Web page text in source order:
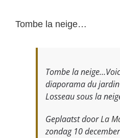
Tombe la neige…
Tombe la
diaporama du
Losseau sous la
Geplaatst doorLa
zondag 10